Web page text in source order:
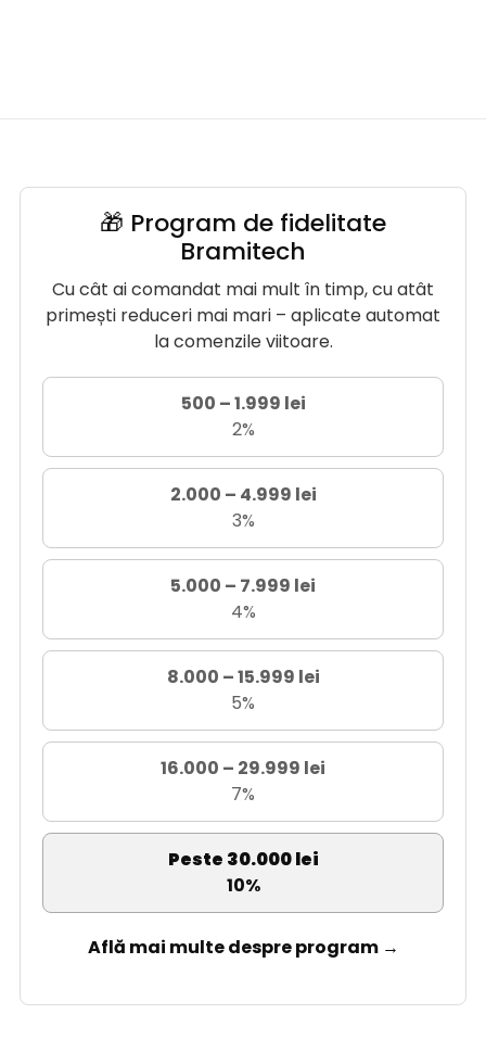
🎁 Program de fidelitate
Bramitech
Cu cât ai comandat mai mult în timp, cu atât
primești reduceri mai mari – aplicate automat
la comenzile viitoare.
500 – 1.999 lei
2%
2.000 – 4.999 lei
3%
5.000 – 7.999 lei
4%
8.000 – 15.999 lei
5%
16.000 – 29.999 lei
7%
Peste 30.000 lei
10%
Află mai multe despre program →